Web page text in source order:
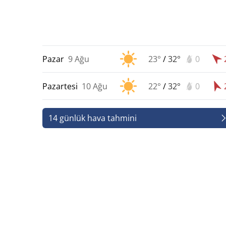
Pazar 9 Ağu 23° /32° 0
Pazartesi 10 Ağu 22° /32° 0
14 günlük hava tahmini